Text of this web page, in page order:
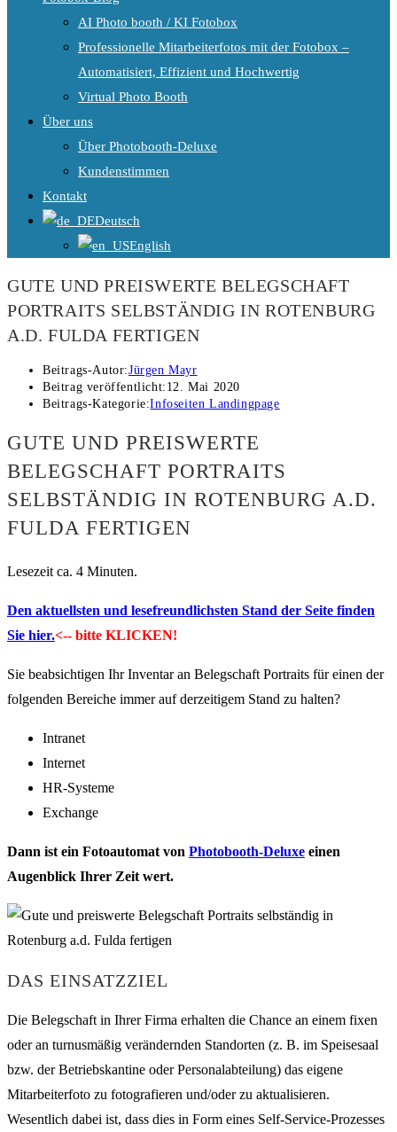
AI Photo booth / KI Fotobox
Professionelle Mitarbeiterfotos mit der Fotobox –
Automatisiert, Effizient und Hochwertig
Virtual Photo Booth
Über uns
Über Photobooth-Deluxe
Kundenstimmen
Kontakt
Deutsch
English
GUTE UND PREISWERTE BELEGSCHAFT
PORTRAITS SELBSTÄNDIG IN ROTENBURG
A.D. FULDA FERTIGEN
Beitrags-Autor:Jürgen Mayr
Beitrag veröffentlicht: 12. Mai 2020
Beitrags-Kategorie:Infoseiten Landingpage
GUTE UND PREISWERTE
BELEGSCHAFT PORTRAITS
SELBSTÄNDIG IN ROTENBURG A.D.
FULDA FERTIGEN
Lesezeit ca. 4 Minuten.
Den aktuellsten und lesefreundlichsten Stand der Seite finden
Sie hier.<-- bitte KLICKEN!
Sie beabsichtigen Ihr Inventar an Belegschaft Portraits für einen der
folgenden Bereiche immer auf derzeitigem Stand zu halten?
Intranet
Internet
HR-Systeme
Exchange
Dann ist ein Fotoautomat von Photobooth-Deluxe einen
Augenblick Ihrer Zeit wert.
DAS EINSATZZIEL
Die Belegschaft in Ihrer Firma erhalten die Chance an einem fixen
oder an turnusmäßig verändernden Standorten (z. B. im Speisesaal
bzw. der Betriebskantine oder Personalabteilung) das eigene
Mitarbeiterfoto zu fotografieren und/oder zu aktualisieren.
Wesentlich dabei ist, dass dies in Form eines Self-Service-Prozesses